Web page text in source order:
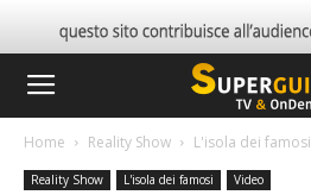
Home Reality Show L'isola dei famosi
Reality Show L'isola dei famosi Video